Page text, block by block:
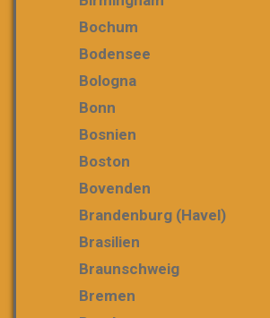
Bochum
Bodensee
Bologna
Bonn
Bosnien
Boston
Bovenden
Brandenburg (Havel)
Brasilien
Braunschweig
Bremen